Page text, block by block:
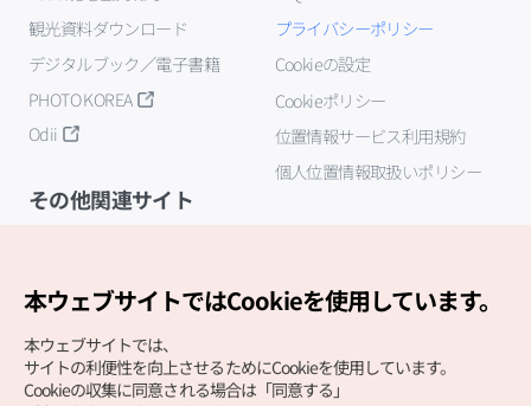
観光資料ダウンロード
デジタルブック／電子書籍
PHOTO KOREA
Odii
プライバシーポリシー
Cookieの設定
Cookieポリシー
位置情報サービス利用規約
個人位置情報取扱いポリシー
その他関連サイト
本ウェブサイトではCookieを使用しています。
本ウェブサイトでは、
サイトの利便性を向上させるためにCookieを使用しています。
Cookieの収集に同意される場合は「同意する」